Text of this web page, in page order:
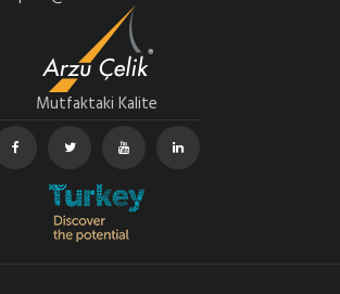
Mutfaktaki Kalite